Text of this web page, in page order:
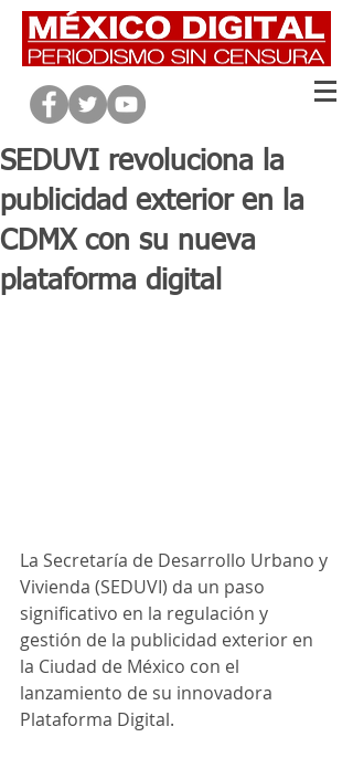
SEDUVI revoluciona la
publicidad exterior en la
CDMX con su nueva
plataforma digital
La Secretaría de Desarrollo Urbano y
Vivienda (SEDUVI) da un paso
significativo en la regulación y
gestión de la publicidad exterior en
la Ciudad de México con el
lanzamiento de su innovadora
Plataforma Digital.